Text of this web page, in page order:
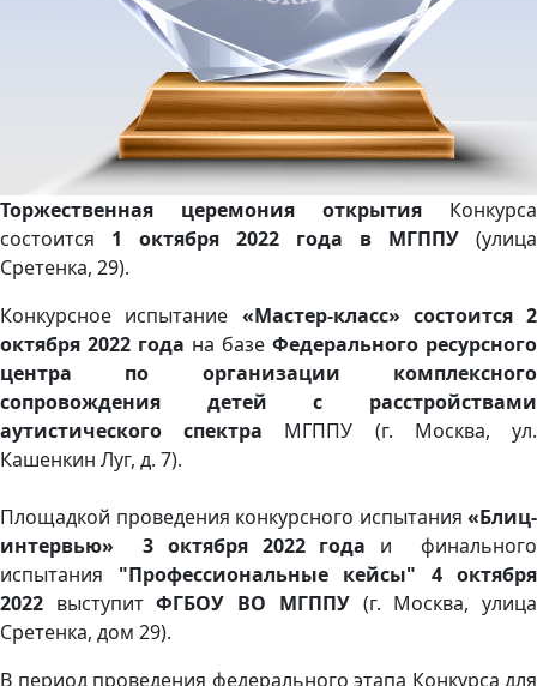
Торжественная церемония открытия Конкурса
состоится 1 октября 2022 года в МГППУ (улица
Сретенка, 29).
Конкурсное испытание «Мастер-класс» состоится 2
октября 2022 года на базе Федерального ресурсного
центра по организации комплексного
сопровождения детей с расстройствами
аутистического спектра МГППУ (г. Москва, ул.
Кашенкин Луг, д. 7).
Площадкой проведения конкурсного испытания «Блиц-
интервью» 3 октября 2022 года и финального
испытания "Профессиональные кейсы" 4 октября
2022 выступитФГБОУ ВО МГППУ(г. Москва, улица
Сретенка, дом 29).
В период проведения федерального этапа Конкурса для